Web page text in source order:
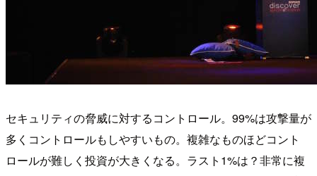
セキュリティの脅威に対するコントロール。99%は攻撃量が
多くコントロールもしやすいもの。複雑なものほどコント
ロールが難しく投資が大きくなる。ラスト1%は？非常に複